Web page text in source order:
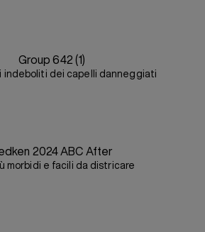
indeboliti dei capelli danneggiati
morbidi e facili da districare